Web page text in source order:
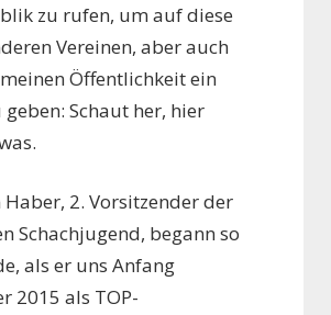
zu rufen, um auf diese
Vereinen, aber auch
Öffentlichkeit ein
geben: Schaut her, hier
2. Vorsitzender der
Schachjugend, begann so
als er uns Anfang
2015 als TOP-